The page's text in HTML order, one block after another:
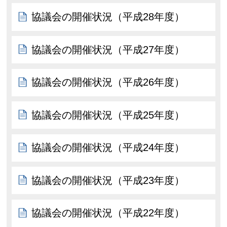
協議会の開催状況（平成28年度）
協議会の開催状況（平成27年度）
協議会の開催状況（平成26年度）
協議会の開催状況（平成25年度）
協議会の開催状況（平成24年度）
協議会の開催状況（平成23年度）
協議会の開催状況（平成22年度）